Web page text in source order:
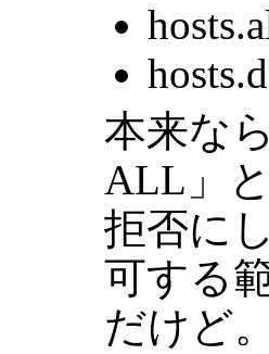
本来な
ALL」
拒否に
可する
だけど